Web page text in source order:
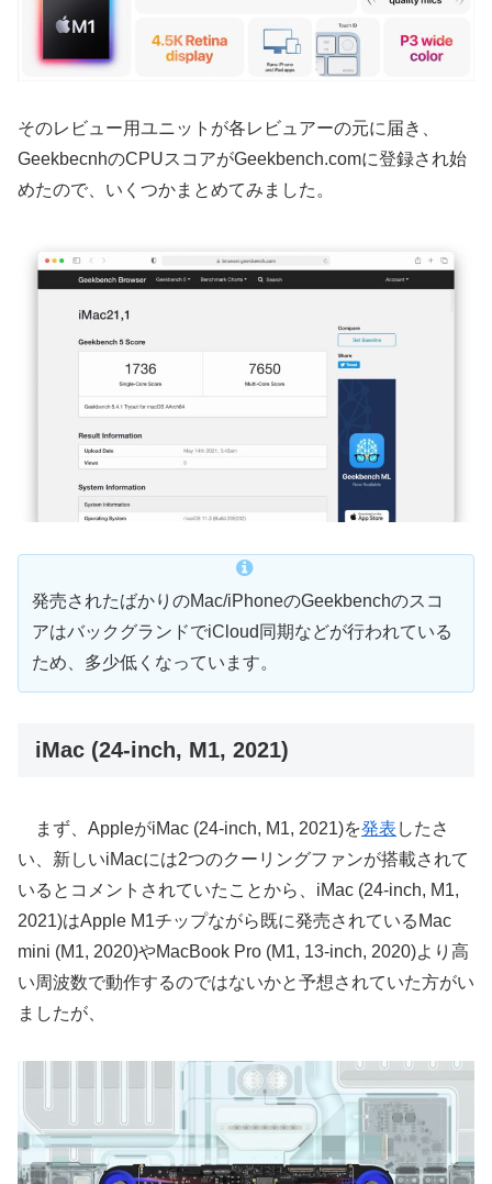
そのレビュー用ユニットが各レビュアーの元に届き、
GeekbecnhのCPUスコアがGeekbench.comに登録され始
めたので、いくつかまとめてみました。
発売されたばかりのMac/iPhoneのGeekbenchのスコ
アはバックグランドでiCloud同期などが行われている
ため、多少低くなっています。
iMac (24-inch, M1, 2021)
まず、AppleがiMac (24-inch, M1, 2021)を発表 したさ
い、新しいiMacには2つのクーリングファンが搭載されて
いるとコメントされていたことから、iMac (24-inch, M1,
2021)はApple M1チップながら既に発売されているMac
mini (M1, 2020)やMacBook Pro (M1, 13-inch, 2020)より高
い周波数で動作するのではないかと予想されていた方がい
ましたが、